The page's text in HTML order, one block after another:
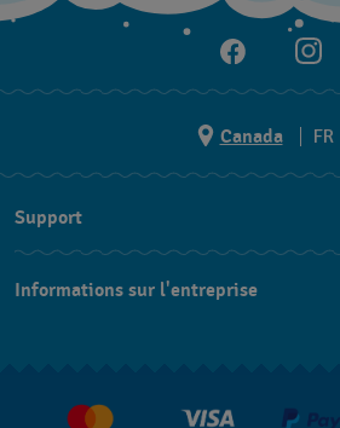
Canada
FR
EN
Support
Informations sur l'entreprise